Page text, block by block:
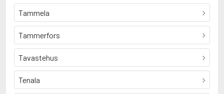
Tammela
Tammerfors
Tavastehus
Tenala